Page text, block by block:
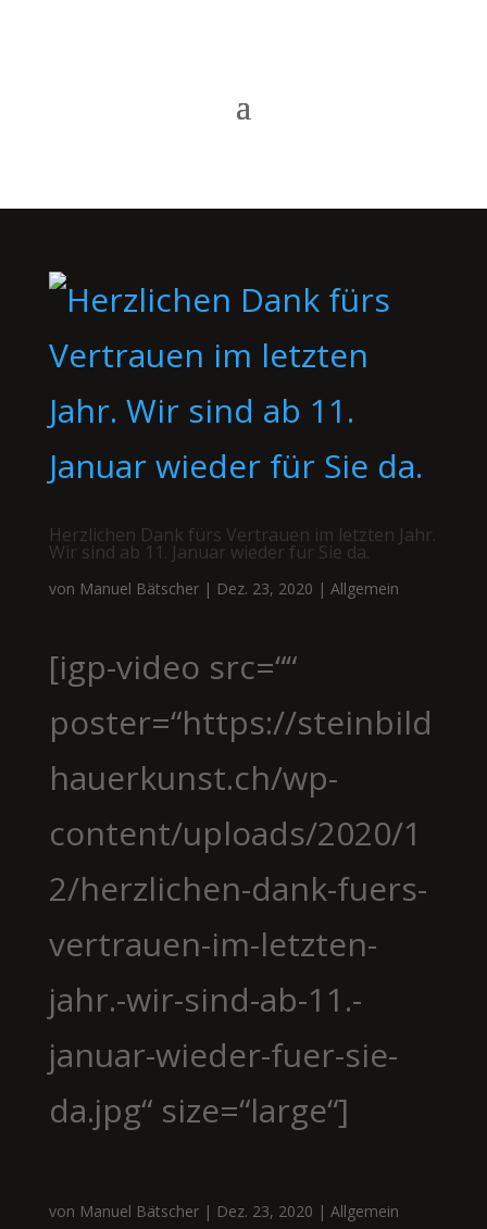
Herzlichen Dank fürs Vertrauen im letzten Jahr.
Wir sind ab 11. Januar wieder für Sie da.
von Manuel Bätscher| Dez. 23, 2020 | Allgemein
[igp-video src=““
poster=“https://steinbild
hauerkunst.ch/wp-
content/uploads/2020/1
2/herzlichen-dank-fuers-
vertrauen-im-letzten-
jahr.-wir-sind-ab-11.-
januar-wieder-fuer-sie-
da.jpg“ size=“large“]
von Manuel Bätscher| Dez. 23, 2020 | Allgemein